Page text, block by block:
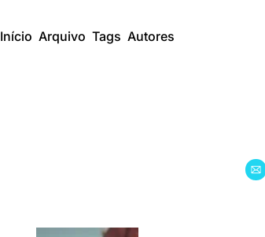
Início Arquivo Tags Autores